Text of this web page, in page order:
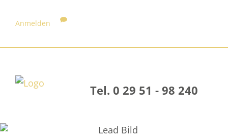
Anmelden
Tel. 0 29 51 - 98 240